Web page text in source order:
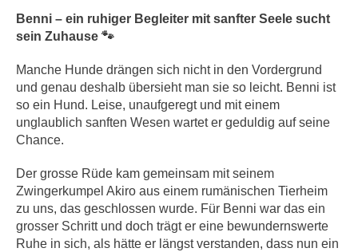
Benni – ein ruhiger Begleiter mit sanfter Seele sucht
sein Zuhause 🐾
Manche Hunde drängen sich nicht in den Vordergrund
und genau deshalb übersieht man sie so leicht. Benni ist
so ein Hund. Leise, unaufgeregt und mit einem
unglaublich sanften Wesen wartet er geduldig auf seine
Chance.
Der grosse Rüde kam gemeinsam mit seinem
Zwingerkumpel Akiro aus einem rumänischen Tierheim
zu uns, das geschlossen wurde. Für Benni war das ein
grosser Schritt und doch trägt er eine bewundernswerte
Ruhe in sich, als hätte er längst verstanden, dass nun ein